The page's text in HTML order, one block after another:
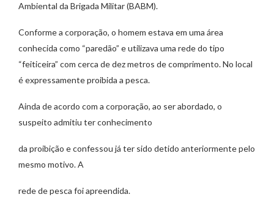
Ambiental da Brigada Militar (BABM).
Conforme a corporação, o homem estava em uma área
conhecida como “paredão” e utilizava uma rede do tipo
“feiticeira” com cerca de dez metros de comprimento. No local
é expressamente proibida a pesca.
Ainda de acordo com a corporação, ao ser abordado, o
suspeito admitiu ter conhecimento
da proibição e confessou já ter sido detido anteriormente pelo
mesmo motivo. A
rede de pesca foi apreendida.